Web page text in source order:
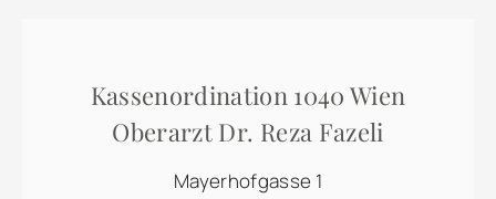
Kassenordination 1040 Wien
Oberarzt Dr. Reza Fazeli
Mayerhofgasse 1